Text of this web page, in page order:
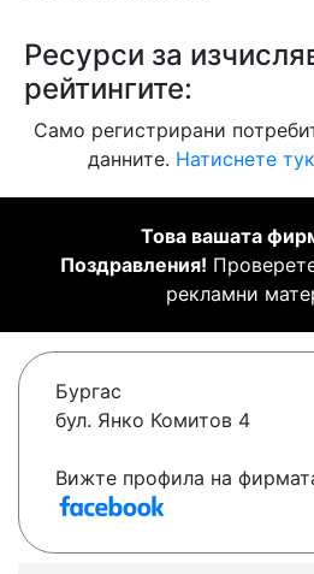
Ресурси за
рейтингите:
Само регистрирани
данните. Натиснете
Това вашата
Поздравления!
рекламни
Бургас
бул. Янко Комитов 4
Вижте профила на